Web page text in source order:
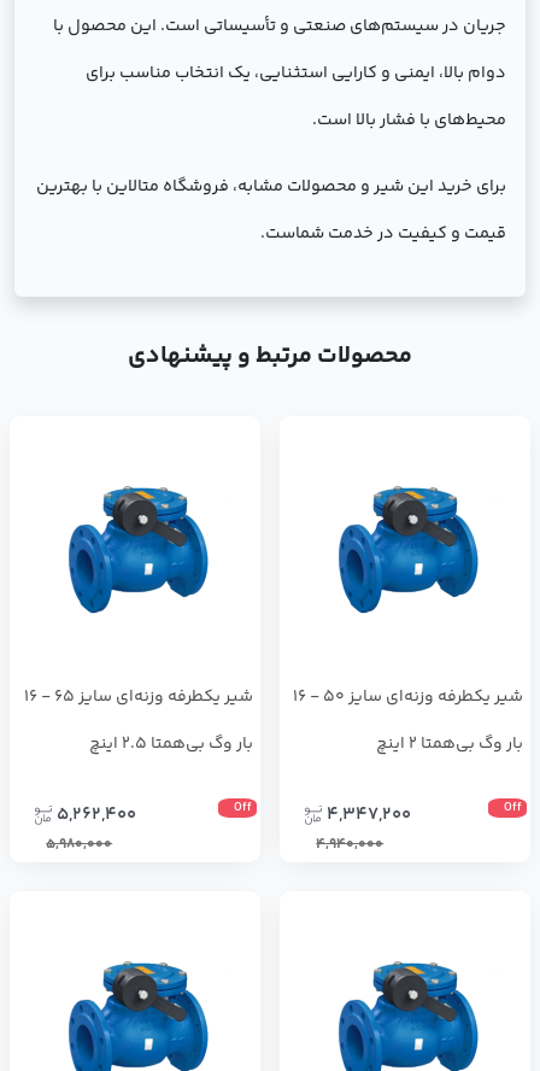
جریان در سیستم‌های صنعتی و تأسیساتی است. این محصول با
دوام بالا، ایمنی و کارایی استثنایی، یک انتخاب مناسب برای
محیط‌های با فشار بالا است.
برای خرید این شیر و محصولات مشابه، فروشگاه متالاین با بهترین
قیمت و کیفیت در خدمت شماست.
محصولات مرتبط و پیشنهادی
شیر یکطرفه وزنه‌ای سایز 50 - 16
بار وگ بی‌همتا 2 اینچ
Off
4,347,200
4,940,000
شیر یکطرفه وزنه‌ای سایز 65 - 16
بار وگ بی‌همتا 2.5 اینچ
Off
5,262,400
5,980,000